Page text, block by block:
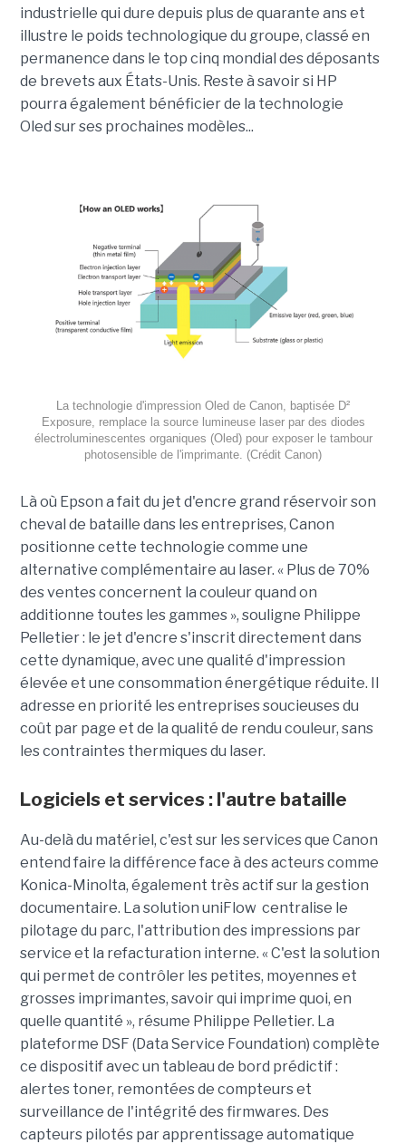
industrielle qui dure depuis plus de quarante ans et
illustre le poids technologique du groupe, classé en
permanence dans le top cinq mondial des déposants
de brevets aux États-Unis. Reste à savoir si HP
pourra également bénéficier de la technologie
Oled sur ses prochaines modèles...
La technologie d'impression Oled de Canon, baptisée D²
Exposure, remplace la source lumineuse laser par des diodes
électroluminescentes organiques (Oled) pour exposer le tambour
photosensible de l'imprimante. (Crédit Canon)
Là où Epson a fait du jet d'encre grand réservoir son
cheval de bataille dans les entreprises, Canon
positionne cette technologie comme une
alternative complémentaire au laser. « Plus de 70%
des ventes concernent la couleur quand on
additionne toutes les gammes », souligne Philippe
Pelletier : le jet d'encre s'inscrit directement dans
cette dynamique, avec une qualité d'impression
élevée et une consommation énergétique réduite. Il
adresse en priorité les entreprises soucieuses du
coût par page et de la qualité de rendu couleur, sans
les contraintes thermiques du laser.
Logiciels et services : l'autre bataille
Au-delà du matériel, c'est sur les services que Canon
entend faire la différence face à des acteurs comme
Konica-Minolta, également très actif sur la gestion
documentaire. La solution uniFlowcentralise le
pilotage du parc, l'attribution des impressions par
service et la refacturation interne. « C'est la solution
qui permet de contrôler les petites, moyennes et
grosses imprimantes, savoir qui imprime quoi, en
quelle quantité », résume Philippe Pelletier. La
plateforme DSF (Data Service Foundation) complète
ce dispositif avec un tableau de bord prédictif :
alertes toner, remontées de compteurs et
surveillance de l'intégrité des firmwares. Des
capteurs pilotés par apprentissage automatique